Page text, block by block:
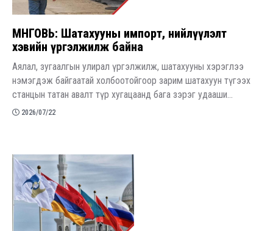
ӨМНӨГОВЬ: Шатахууны импорт, нийлүүлэлт
хэвийн үргэлжилж байна
Аялал, зугаалгын улирал үргэлжилж, шатахууны хэрэглээ
нэмэгдэж байгаатай холбоотойгоор зарим шатахуун түгээх
станцын татан авалт түр хугацаанд бага зэрэг удааши...
2026/07/22